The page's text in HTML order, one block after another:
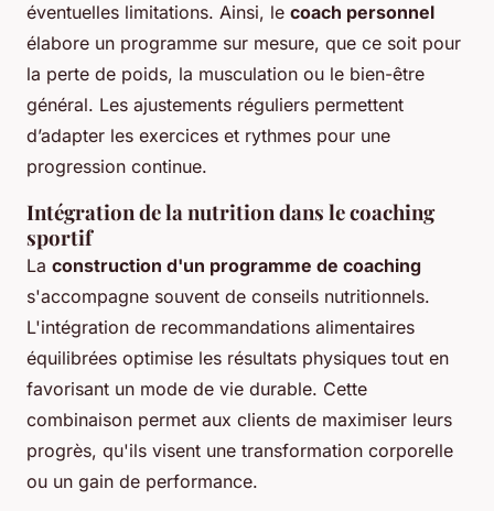
éventuelles limitations. Ainsi, le coach personnel
élabore un programme sur mesure, que ce soit pour
la perte de poids, la musculation ou le bien-être
général. Les ajustements réguliers permettent
d’adapter les exercices et rythmes pour une
progression continue.
Intégration de la nutrition dans le coaching
sportif
La construction d'un programme de coaching
s'accompagne souvent de conseils nutritionnels.
L'intégration de recommandations alimentaires
équilibrées optimise les résultats physiques tout en
favorisant un mode de vie durable. Cette
combinaison permet aux clients de maximiser leurs
progrès, qu'ils visent une transformation corporelle
ou un gain de performance.